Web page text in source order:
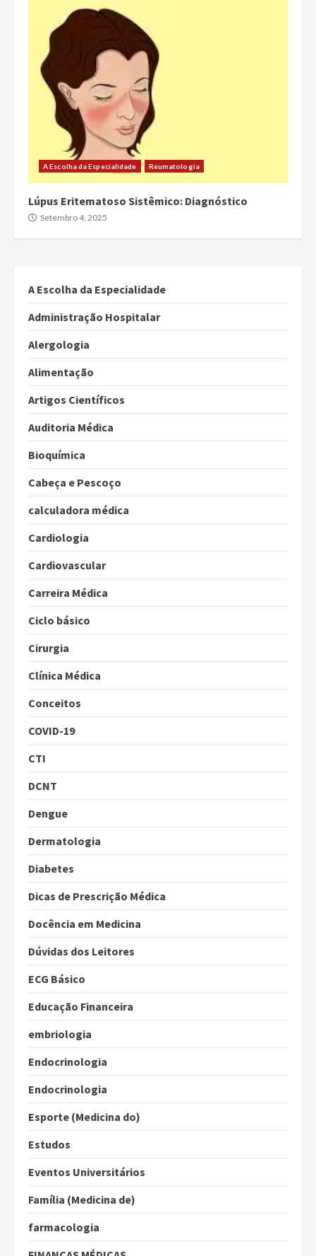
A Escolha da Especialidade Reumatologia
Lúpus Eritematoso Sistêmico: Diagnóstico
Setembro 4, 2025
A Escolha da Especialidade
Administração Hospitalar
Alergologia
Alimentação
Artigos Científicos
Auditoria Médica
Bioquímica
Cabeça e Pescoço
calculadora médica
Cardiologia
Cardiovascular
Carreira Médica
Ciclo básico
Cirurgia
Clínica Médica
Conceitos
COVID-19
CTI
DCNT
Dengue
Dermatologia
Diabetes
Dicas de Prescrição Médica
Docência em Medicina
Dúvidas dos Leitores
ECG Básico
Educação Financeira
embriologia
Endocrinologia
Endocrinologia
Esporte (Medicina do)
Estudos
Eventos Universitários
Família (Medicina de)
farmacologia